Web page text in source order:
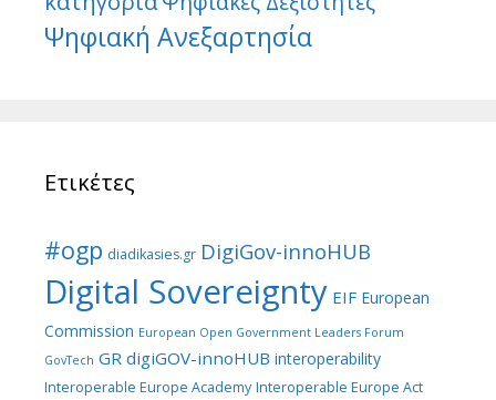
Ψηφιακή Ανεξαρτησία
Ετικέτες
#ogp diadikasies.gr DigiGov-innoHUB
Digital Sovereignty EIF European
Commission European Open Government Leaders Forum
GovTech GR digiGOV-innoHUB interoperability
Interoperable Europe Academy Interoperable Europe Act